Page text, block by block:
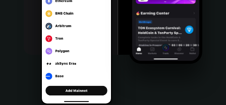
Português (Portugal)
Bahasa Indonesia
Português (Brasil)
Español (Argentina)